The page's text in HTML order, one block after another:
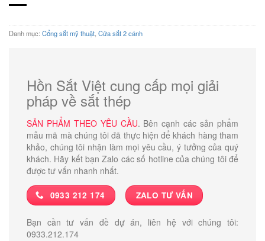
Danh mục: Cổng sắt mỹ thuật, Cửa sắt 2 cánh
Hồn Sắt Việt cung cấp mọi giải
pháp về sắt thép
SẢN PHẨM THEO YÊU CẦU. Bên cạnh các sản phẩm
mẫu mã mà chúng tôi đã thực hiện để khách hàng tham
khảo, chúng tôi nhận làm mọi yêu cầu, ý tưởng của quý
khách. Hãy kết bạn Zalo các số hotline của chúng tôi để
được tư vấn nhanh nhất.
0933 212 174 ZALO TƯ VẤN
Bạn cần tư vấn đề dự án, liên hệ với chúng tôi:
0933.212.174